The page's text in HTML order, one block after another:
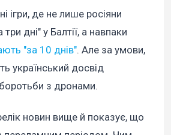
ігри, де не лише росіяни
дні" у Балтії, а навпаки
"за 10 днів". Але за умови,
український досвід
з дронами.
новин вище й показує, що